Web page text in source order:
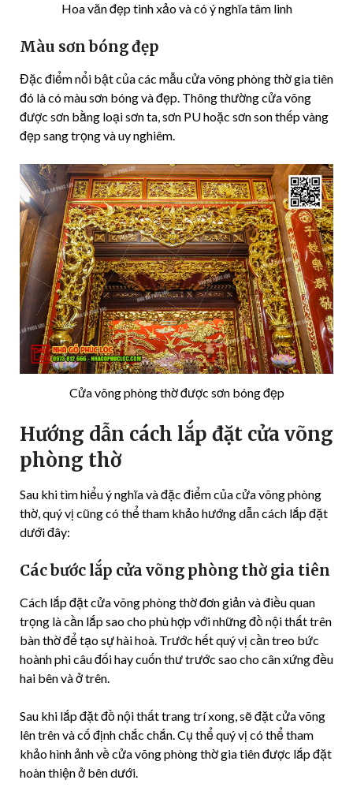
Hoa văn đẹp tinh xảo và có ý nghĩa tâm linh
Màu sơn bóng đẹp
Đặc điểm nổi bật của các mẫu cửa võng phòng thờ gia tiên
đó là có màu sơn bóng và đẹp. Thông thường cửa võng
được sơn bằng loại sơn ta, sơn PU hoặc sơn son thếp vàng
đẹp sang trọng và uy nghiêm.
Cửa võng phòng thờ được sơn bóng đẹp
Hướng dẫn cách lắp đặt cửa võng
phòng thờ
Sau khi tìm hiểu ý nghĩa và đặc điểm của cửa võng phòng
thờ, quý vị cũng có thể tham khảo hướng dẫn cách lắp đặt
dưới đây:
Các bước lắp cửa võng phòng thờ gia tiên
Cách lắp đặt cửa võng phòng thờ đơn giản và điều quan
trọng là cần lắp sao cho phù hợp với những đồ nội thất trên
bàn thờ để tạo sự hài hoà. Trước hết quý vị cần treo bức
hoành phi câu đối hay cuốn thư trước sao cho cân xứng đều
hai bên và ở trên.
Sau khi lắp đặt đồ nội thất trang trí xong, sẽ đặt cửa võng
lên trên và cố định chắc chắn. Cụ thể quý vị có thể tham
khảo hình ảnh về cửa võng phòng thờ gia tiên được lắp đặt
hoàn thiện ở bên dưới.